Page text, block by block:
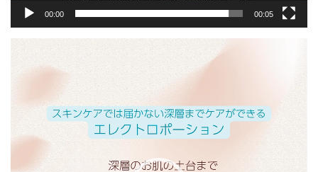
00:00 00:05